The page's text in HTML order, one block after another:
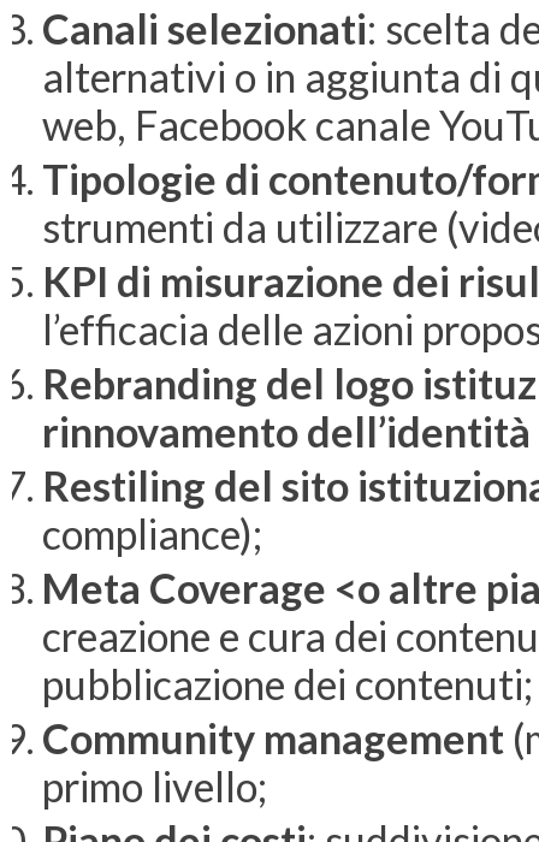
Canali selezionati: scelta
alternativi o in aggiunta di
web, Facebook canale
Tipologie di contenuto/
strumenti da utilizzare
KPI di misurazione dei
l’efficacia delle azioni
Rebranding del logo
rinnovamento
Restiling del sito
compliance);
Meta Coverage <o altre
creazione e cura dei
pubblicazione dei contenuti;
Community management
primo livello;